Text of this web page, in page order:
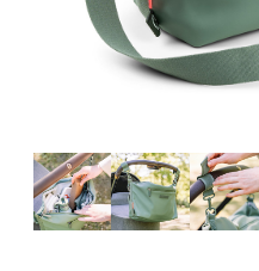
Aurinko ja uinti